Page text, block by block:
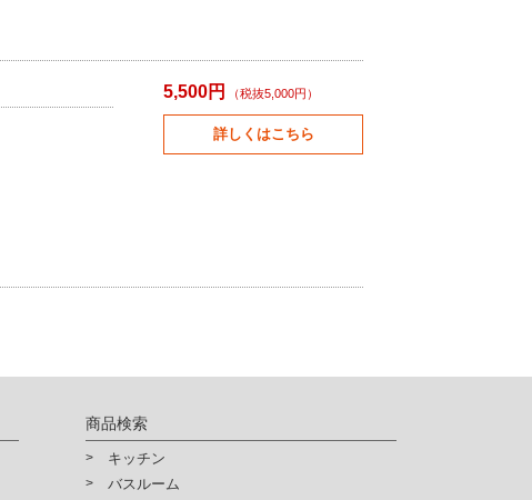
5,500円 （税抜5,000円）
詳しくはこちら
商品検索
キッチン
バスルーム